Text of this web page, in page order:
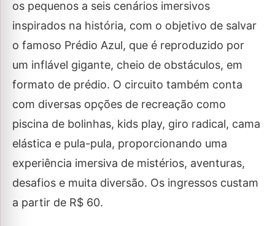
os pequenos a seis cenários imersivos
inspirados na história, com o objetivo de salvar
o famoso Prédio Azul, que é reproduzido por
um inflável gigante, cheio de obstáculos, em
formato de prédio. O circuito também conta
com diversas opções de recreação como
piscina de bolinhas, kids play, giro radical, cama
elástica e pula-pula, proporcionando uma
experiência imersiva de mistérios, aventuras,
desafios e muita diversão. Os ingressos custam
a partir de R$ 60.